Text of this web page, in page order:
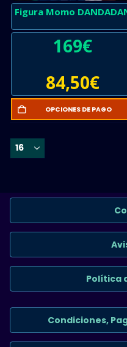
Figura Momo
169€
84,50€
OPCIONES DE PAGO
Política
Condiciones,